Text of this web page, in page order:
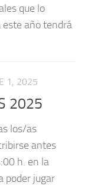
que lo
año tendrá
1, 2025
2025
los/as
antes
h. en la
poder jugar